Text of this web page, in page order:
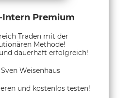
Intern Premium
Traden mit der
Methode!
dauerhaft erfolgreich!
Weisenhaus
und kostenlos testen!